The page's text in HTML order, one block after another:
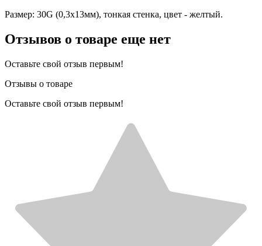
Размер: 30G (0,3х13мм), тонкая стенка, цвет - желтый.
Отзывов о товаре еще нет
Оставьте свой отзыв первым!
Отзывы о товаре
Оставьте свой отзыв первым!